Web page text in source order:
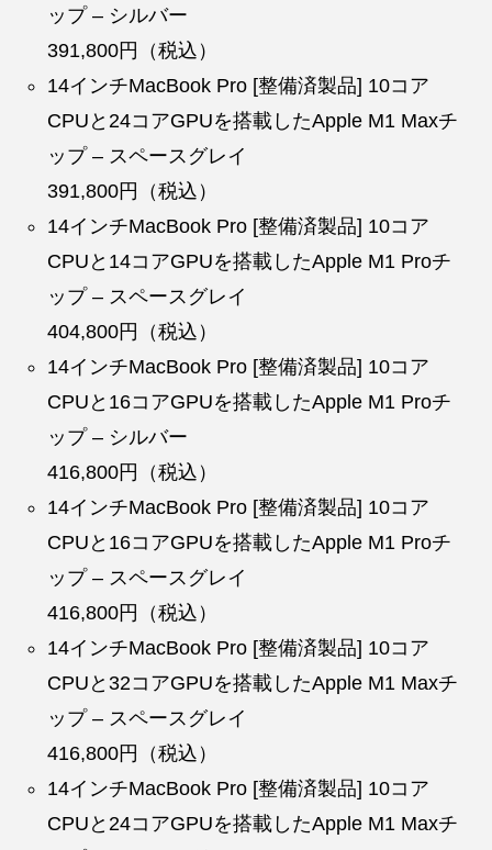
ップ – シルバー
391,800円（税込）
14インチMacBook Pro [整備済製品] 10コア
CPUと24コアGPUを搭載したApple M1 Maxチ
ップ – スペースグレイ
391,800円（税込）
14インチMacBook Pro [整備済製品] 10コア
CPUと14コアGPUを搭載したApple M1 Proチ
ップ – スペースグレイ
404,800円（税込）
14インチMacBook Pro [整備済製品] 10コア
CPUと16コアGPUを搭載したApple M1 Proチ
ップ – シルバー
416,800円（税込）
14インチMacBook Pro [整備済製品] 10コア
CPUと16コアGPUを搭載したApple M1 Proチ
ップ – スペースグレイ
416,800円（税込）
14インチMacBook Pro [整備済製品] 10コア
CPUと32コアGPUを搭載したApple M1 Maxチ
ップ – スペースグレイ
416,800円（税込）
14インチMacBook Pro [整備済製品] 10コア
CPUと24コアGPUを搭載したApple M1 Maxチ